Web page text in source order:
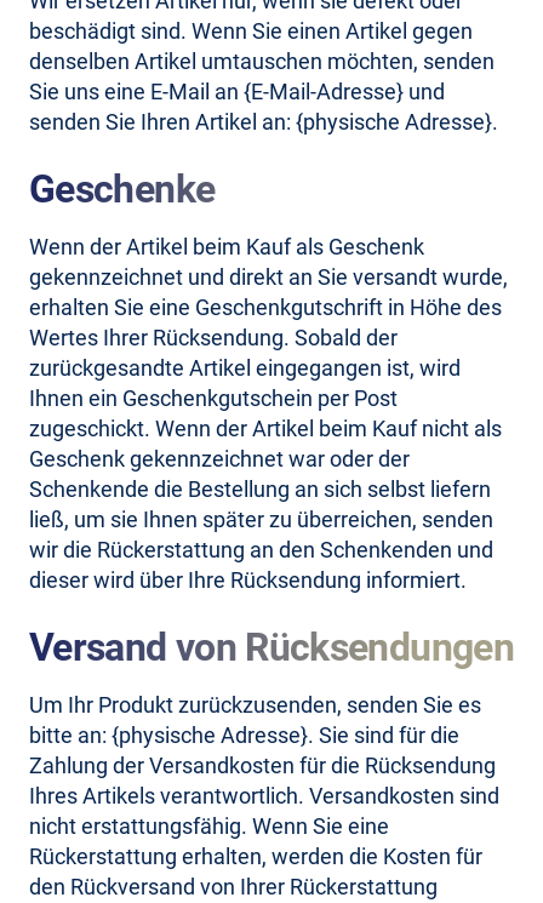
beschädigt sind. Wenn Sie einen Artikel gegen
denselben Artikel umtauschen möchten, senden
Sie uns eine E-Mail an {E-Mail-Adresse} und
senden Sie Ihren Artikel an: {physische Adresse}.
Geschenke
Wenn der Artikel beim Kauf als Geschenk
gekennzeichnet und direkt an Sie versandt wurde,
erhalten Sie eine Geschenkgutschrift in Höhe des
Wertes Ihrer Rücksendung. Sobald der
zurückgesandte Artikel eingegangen ist, wird
Ihnen ein Geschenkgutschein per Post
zugeschickt. Wenn der Artikel beim Kauf nicht als
Geschenk gekennzeichnet war oder der
Schenkende die Bestellung an sich selbst liefern
ließ, um sie Ihnen später zu überreichen, senden
wir die Rückerstattung an den Schenkenden und
dieser wird über Ihre Rücksendung informiert.
Versand von Rücksendungen
Um Ihr Produkt zurückzusenden, senden Sie es
bitte an: {physische Adresse}. Sie sind für die
Zahlung der Versandkosten für die Rücksendung
Ihres Artikels verantwortlich. Versandkosten sind
nicht erstattungsfähig. Wenn Sie eine
Rückerstattung erhalten, werden die Kosten für
den Rückversand von Ihrer Rückerstattung